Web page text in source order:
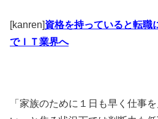
[kanren]資格を持っていると転職
でＩＴ業界へ
「家族のために１日も早く仕事